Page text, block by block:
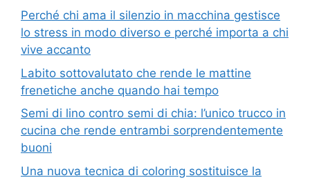
Perché chi ama il silenzio in macchina gestisce
lo stress in modo diverso e perché importa a chi
vive accanto
Labito sottovalutato che rende le mattine
frenetiche anche quando hai tempo
Semi di lino contro semi di chia: l’unico trucco in
cucina che rende entrambi sorprendentemente
buoni
Una nuova tecnica di coloring sostituisce la